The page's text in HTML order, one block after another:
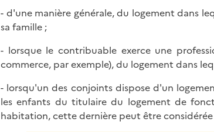
- d'une manière générale, du logement dans
sa famille ;
- lorsque le contribuable exerce une
commerce, par exemple), du logement dans
- lorsqu'un des conjoints dispose d'un
les enfants du titulaire du logement de
habitation, cette dernière peut être